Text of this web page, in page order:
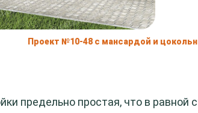
Проект №10-48 с мансардой и
предельно простая, что в равной